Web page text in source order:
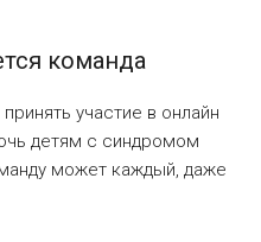
команда
участие в онлайн
детям с синдромом
может каждый, даже